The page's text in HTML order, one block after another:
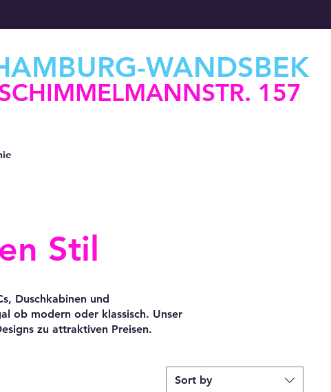
WANDSBEK
157
Stil
Duschkabinen und
ob modern oder klassisch. Unser
zu attraktiven Preisen.
Sort by